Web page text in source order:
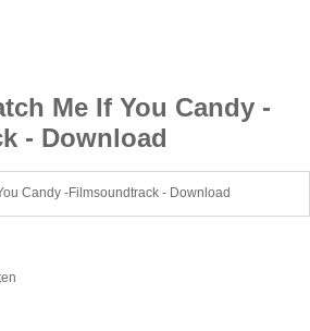
Me If You Candy -
- Download